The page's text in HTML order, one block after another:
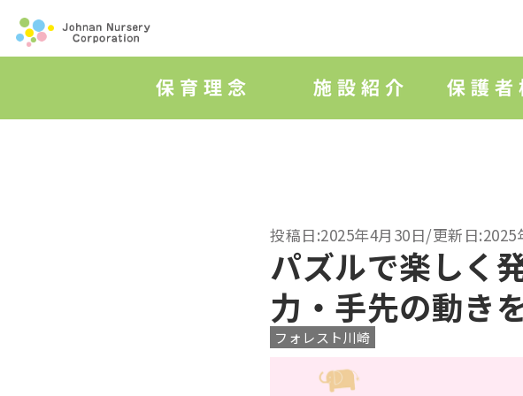
投稿日:2025年4月30日/更新日:2025
パズルで楽しく
力・手先の動き
フォレスト川崎